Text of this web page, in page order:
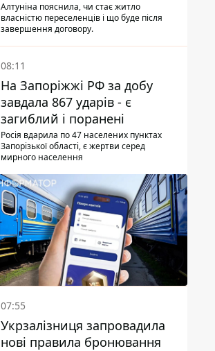
Алтуніна пояснила, чи стає житло
власністю переселенців і що буде після
завершення договору.
08:11
На Запоріжжі РФ за добу
завдала 867 ударів - є
загиблий і поранені
Росія вдарила по 47 населених пунктах
Запорізької області, є жертви серед
мирного населення
07:55
Укрзалізниця запровадила
нові правила бронювання